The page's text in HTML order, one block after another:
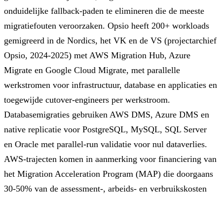
onduidelijke fallback-paden te elimineren die de meeste
migratiefouten veroorzaken. Opsio heeft 200+ workloads
gemigreerd in de Nordics, het VK en de VS (projectarchief
Opsio, 2024-2025) met AWS Migration Hub, Azure
Migrate en Google Cloud Migrate, met parallelle
werkstromen voor infrastructuur, database en applicaties en
toegewijde cutover-engineers per werkstroom.
Databasemigraties gebruiken AWS DMS, Azure DMS en
native replicatie voor PostgreSQL, MySQL, SQL Server
en Oracle met parallel-run validatie voor nul dataverlies.
AWS-trajecten komen in aanmerking voor financiering van
het Migration Acceleration Program (MAP) die doorgaans
30-50% van de assessment-, arbeids- en verbruikskosten